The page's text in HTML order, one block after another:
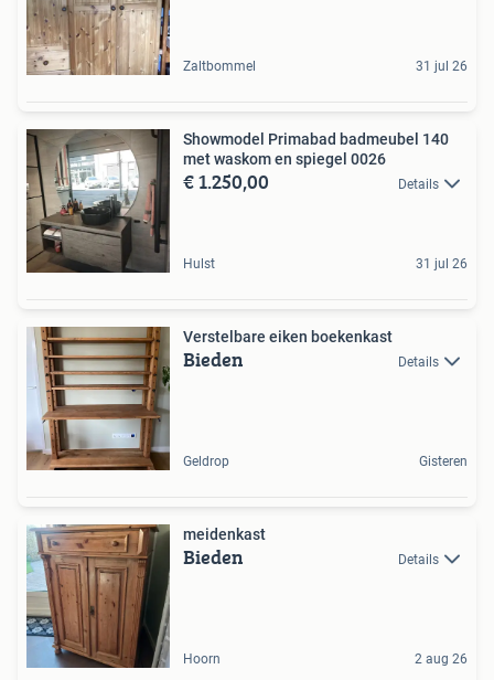
Zaltbommel 31 jul 26
Showmodel Primabad badmeubel 140
met waskom en spiegel 0026
€ 1.250,00 Details
Hulst 31 jul 26
Verstelbare eiken boekenkast
Bieden Details
Geldrop Gisteren
meidenkast
Bieden Details
Hoorn 2 aug 26